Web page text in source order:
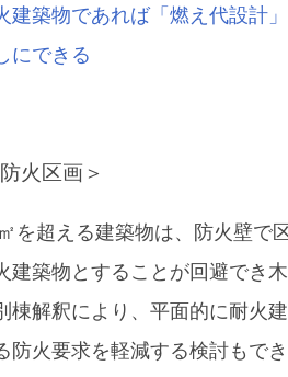
建築物であれば「燃え代設計
にできる
火区画＞
を超える建築物は、防火壁で
建築物とすることが回避でき
棟解釈により、平面的に耐火
防火要求を軽減する検討もで